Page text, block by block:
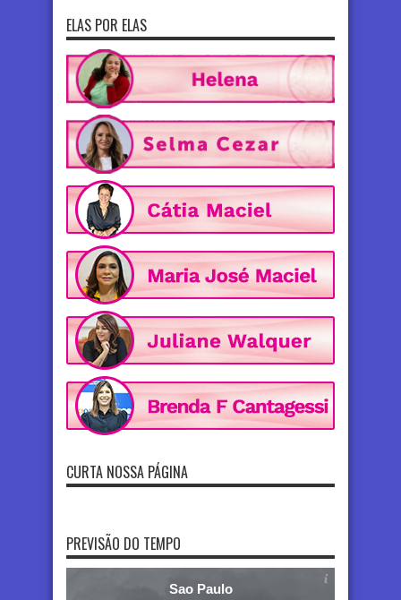
ELAS POR ELAS
CURTA NOSSA PÁGINA
PREVISÃO DO TEMPO
Sao Paulo